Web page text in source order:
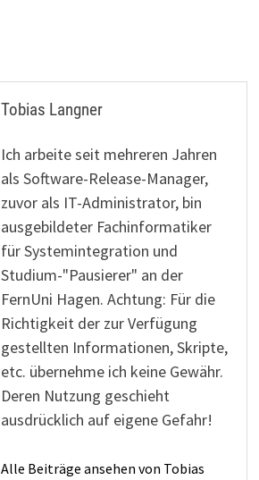
Tobias Langner
Ich arbeite seit mehreren Jahren
als Software-Release-Manager,
zuvor als IT-Administrator, bin
ausgebildeter Fachinformatiker
für Systemintegration und
Studium-"Pausierer" an der
FernUni Hagen. Achtung: Für die
Richtigkeit der zur Verfügung
gestellten Informationen, Skripte,
etc. übernehme ich keine Gewähr.
Deren Nutzung geschieht
ausdrücklich auf eigene Gefahr!
Alle Beiträge ansehen von Tobias